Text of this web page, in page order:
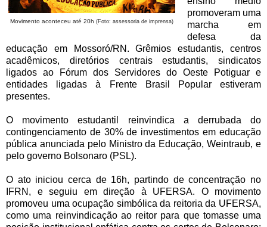
Movimento aconteceu até 20h (Foto: assessoria de imprensa)
promoveram uma
marcha em
defesa da
educação em Mossoró/RN. Grêmios estudantis, centros
acadêmicos, diretórios centrais estudantis, sindicatos
ligados ao Fórum dos Servidores do Oeste Potiguar e
entidades ligadas à Frente Brasil Popular estiveram
presentes.
O movimento estudantil reinvindica a derrubada do
contingenciamento de 30% de investimentos em educação
pública anunciada pelo Ministro da Educação, Weintraub, e
pelo governo Bolsonaro (PSL).
O ato iniciou cerca de 16h, partindo de concentração no
IFRN, e seguiu em direção à UFERSA. O movimento
promoveu uma ocupação simbólica da reitoria da UFERSA,
como uma reinvindicação ao reitor para que tomasse uma